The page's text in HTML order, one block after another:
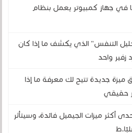
في جهاز كمبيوتر يعمل بنظام
التنفس" الذي يكشف ما إذا كان
واحد
جديدة تتيح لك معرفة ما إذا
حقيقي
أكثر ميزات الجيميل فائدة، وسيتأثر